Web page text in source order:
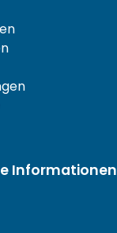
Informationen